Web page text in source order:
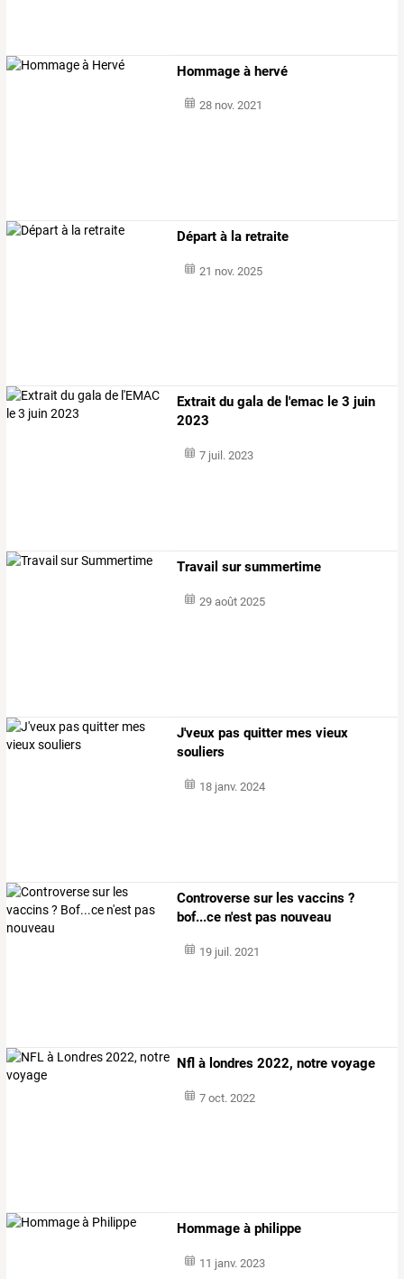
Hommage à hervé
28 nov. 2021
Départ à la retraite
21 nov. 2025
Extrait du gala de l'emac le 3 juin
2023
7 juil. 2023
Travail sur summertime
29 août 2025
J'veux pas quitter mes vieux
souliers
18 janv. 2024
Controverse sur les vaccins ?
bof...ce n'est pas nouveau
19 juil. 2021
Nfl à londres 2022, notre voyage
7 oct. 2022
Hommage à philippe
11 janv. 2023